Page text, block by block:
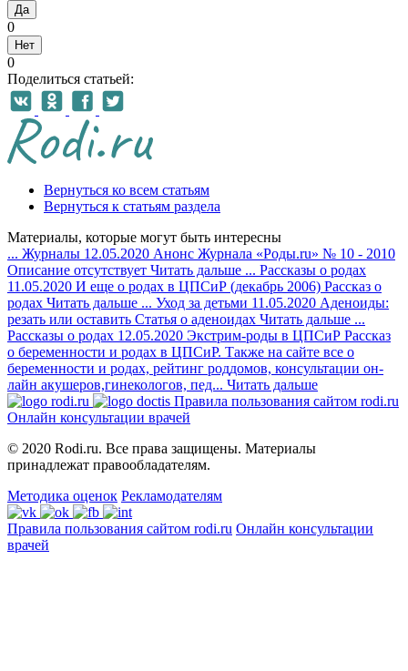
Да
0
Нет
0
Поделиться статьей:
Вернуться ко всем статьям
Вернуться к статьям раздела
Материалы, которые могут быть интересны
... Журналы 12.05.2020 Анонс Журнала «Роды.ru» № 10 - 2010
Описание отсутствует Читать дальше ... Рассказы о родах
11.05.2020 И еще о родах в ЦПСиР (декабрь 2006) Рассказ о
родах Читать дальше ... Уход за детьми 11.05.2020 Аденоиды:
резать или оставить Статья о аденоидах Читать дальше ...
Рассказы о родах 12.05.2020 Экстрим-роды в ЦПСиР Рассказ
о беременности и родах в ЦПСиР. Также на сайте все о
беременности и родах, рейтинг роддомов, консультации он-
лайн акушеров,гинекологов, пед... Читать дальше
Правила пользования сайтом rodi.ru
Онлайн консультации врачей
© 2020 Rodi.ru. Все права защищены. Материалы
принадлежат правообладателям.
Методика оценок Рекламодателям
Правила пользования сайтом rodi.ru Онлайн консультации
врачей